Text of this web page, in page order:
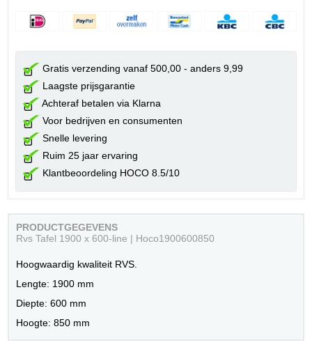
Gratis verzending vanaf 500,00 - anders 9,99
Laagste prijsgarantie
Achteraf betalen via Klarna
Voor bedrijven en consumenten
Snelle levering
Ruim 25 jaar ervaring
Klantbeoordeling HOCO 8.5/10
PRODUCTGEGEVENS
Rvs Tafel 1900 x 600-line | Hoco1900600850
Hoogwaardig kwaliteit RVS.
Lengte: 1900 mm
Diepte: 600 mm
Hoogte: 850 mm